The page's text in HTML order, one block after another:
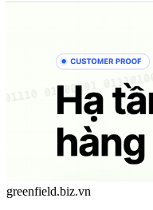
greenfield.biz.vn